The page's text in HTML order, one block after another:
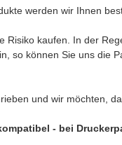
werden wir Ihnen
Risiko kaufen. In der
so können Sie uns die
und wir möchten,
- bei